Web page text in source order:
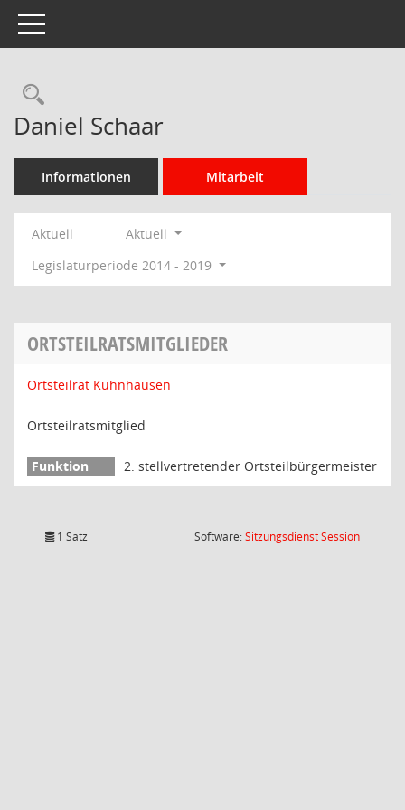
Toggle navigation
Rechercheauswahl
Daniel Schaar
Informationen Mitarbeit
Aktuell
Aktuell
Legislaturperiode 2014 - 2019
ORTSTEILRATSMITGLIEDER
Ortsteilrat Kühnhausen
Ortsteilratsmitglied
2. stellvertretender Ortsteilbürgermeister
1 Satz Software:SitzungsdienstSession(Wird in